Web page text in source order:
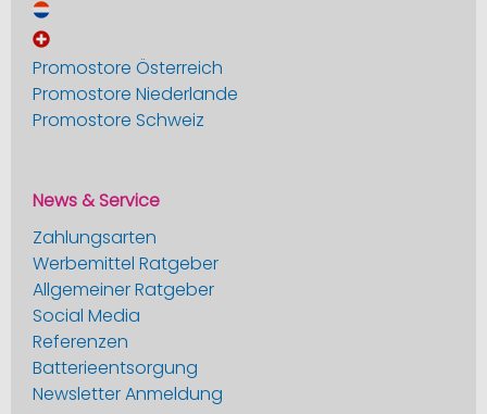
Promostore Österreich
Promostore Niederlande
Promostore Schweiz
News & Service
Zahlungsarten
Werbemittel Ratgeber
Allgemeiner Ratgeber
Social Media
Referenzen
Batterieentsorgung
Newsletter Anmeldung